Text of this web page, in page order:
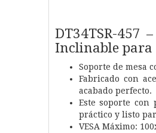
DT34TSR-457
Inclinable para
Soporte de mesa
Fabricado con
acabado perfecto.
Este soporte con
práctico y listo
VESA Máximo: